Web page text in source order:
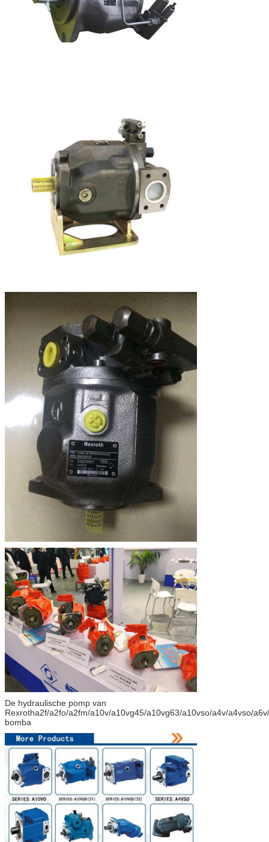
De hydraulische pomp van
Rexrotha2f/a2fo/a2fm/a10v/a10vg45/a10vg63/a10vso/a4v/a4vso/
bomba